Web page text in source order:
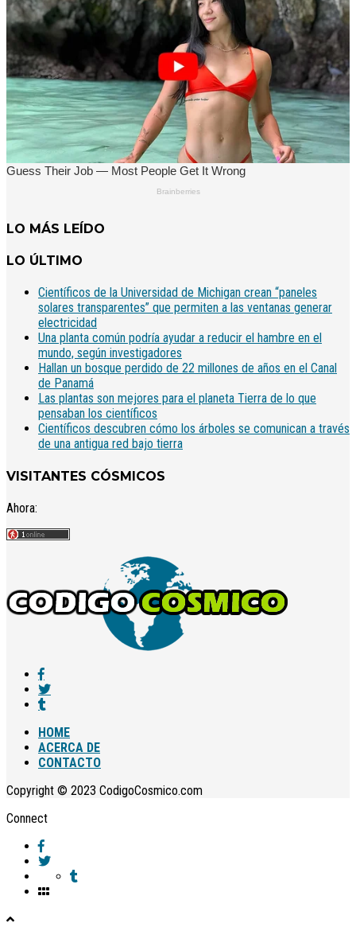
LO MÁS LEÍDO
LO ÚLTIMO
Científicos de la Universidad de Michigan crean “paneles
solares transparentes” que permiten a las ventanas generar
electricidad
Una planta común podría ayudar a reducir el hambre en el
mundo, según investigadores
Hallan un bosque perdido de 22 millones de años en el Canal
de Panamá
Las plantas son mejores para el planeta Tierra de lo que
pensaban los científicos
Científicos descubren cómo los árboles se comunican a través
de una antigua red bajo tierra
VISITANTES CÓSMICOS
Ahora:
HOME
ACERCA DE
CONTACTO
Copyright © 2023 CodigoCosmico.com
Connect